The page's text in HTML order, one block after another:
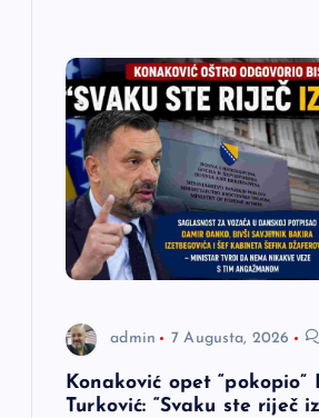
admin 7 Augusta, 2026
Konaković opet “pokopio”
Turković: “Svaku ste riječ